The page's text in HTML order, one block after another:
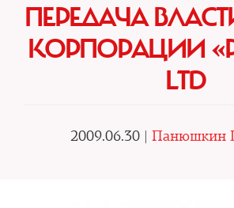
ПЕРЕДАЧА
КОРПОРАЦИИ
LTD
2009.06.30 | Панюшкин